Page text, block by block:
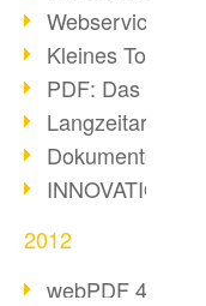
Webservices für
Kleines Tool,
PDF: Das
Dokumente im
2012
webPDF 4.0